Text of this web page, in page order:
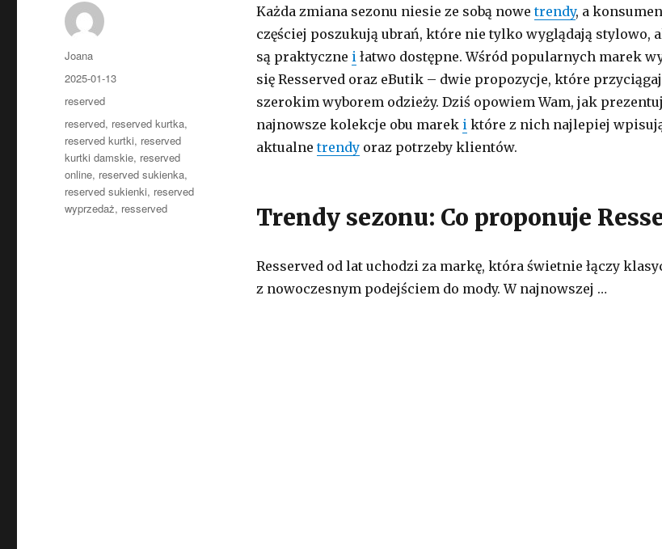
Każda zmiana sezonu niesie ze sobą nowetrendy, a
częściej poszukują ubrań, które nie tylko wyglądają stylowo,
są praktyczne iłatwo dostępne. Wśród popularnych marek
się Resserved oraz eButik – dwie propozycje, które
szerokim wyborem odzieży. Dziś opowiem Wam, jak
najnowsze kolekcje obu marek iktóre z nich najlepiej
aktualnetrendyoraz potrzeby klientów.
Trendy sezonu: Co proponuje
Resserved od lat uchodzi za markę, która świetnie łączy
z nowoczesnym podejściem do mody. W najnowszej …
Autor
Joana
Opublikowano
2025-01-13
Kategorie
reserved
Tagi
reserved, reserved kurtka,
reserved kurtki, reserved
kurtki damskie, reserved
online, reserved sukienka,
reserved sukienki, reserved
wyprzedaż, resserved